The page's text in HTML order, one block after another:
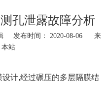
孔泄露故障分析
发布时间： 2020-08-06 来
本站
设计,经过碾压的多层隔膜结